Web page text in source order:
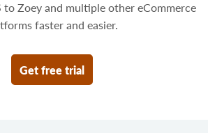
to Zoey and multiple other eCommerce
faster and easier.
Get free trial